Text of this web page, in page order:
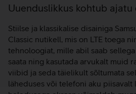
Lisainfo
Uuenduslikkus kohtub ajatu
Stiilse ja klassikalise disainiga
Classic nutikell, mis on LTE toega
tehnoloogiat, mille abil saab
saata ning kasutada arvukalt muid
viibid ja seda täielikult sõltumata
läheduses või telefoni aku